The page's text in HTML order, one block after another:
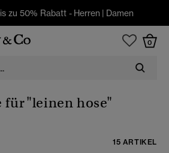
zu 50% Rabatt - Herren | Damen
0
für"leinen hose"
15 ARTIKEL